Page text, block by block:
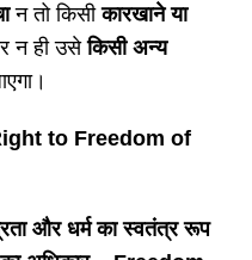
न तो किसीकारखाने या
न ही उसेकिसी अन्य
to Freedom of
और धर्म का स्वतंत्र रूप